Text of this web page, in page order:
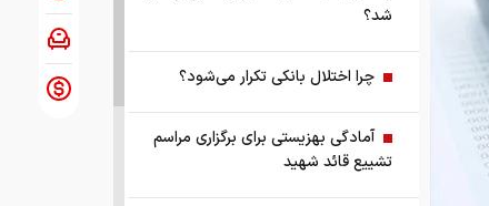
شد؟
چرا اختلال بانکی تکرار می‌شود؟
آمادگی بهزیستی برای برگزاری مراسم
تشییع قائد شهید